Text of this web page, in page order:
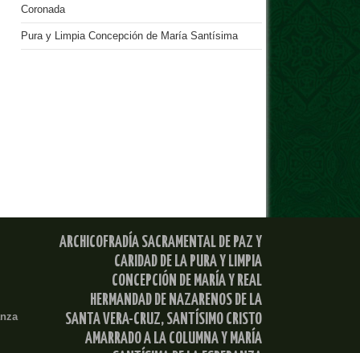
Coronada
Pura y Limpia Concepción de María Santísima
ARCHICOFRADÍA SACRAMENTAL DE PAZ Y
CARIDAD DE LA PURA Y LIMPIA
CONCEPCIÓN DE MARÍA Y REAL
HERMANDAD DE NAZARENOS DE LA
SANTA VERA-CRUZ, SANTÍSIMO CRISTO
AMARRADO A LA COLUMNA Y MARÍA